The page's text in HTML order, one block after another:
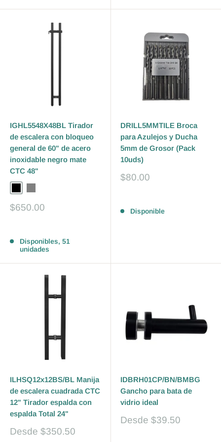
IGHL5548X48BL Tirador
de escalera con bloqueo
general de 60" de acero
inoxidable negro mate
CTC 48"
Precio
$650.00
Disponibles, 51
unidades
DRILL5MMTILE Broca
para Azulejos y Ducha
5mm de Grosor (Pack
10uds)
Precio
$80.00
Disponible
ILHSQ12x12BS/BL Manija
de escalera cuadrada CTC
12" Tirador espalda con
espalda Total 24"
Precio
Desde $350.50
IDBRH01CP/BN/BMBG
Gancho para bata de
vidrio ideal
Precio
Desde $39.50